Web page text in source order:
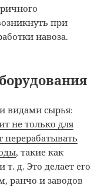
при
навоза.
видами сырья:
не только для
, такие как
и т. д. Это делает его
ранчо и заводов